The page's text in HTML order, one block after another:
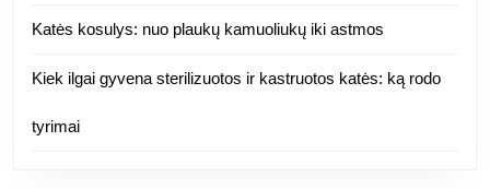
Katės kosulys: nuo plaukų kamuoliukų iki astmos
Kiek ilgai gyvena sterilizuotos ir kastruotos katės: ką rodo
tyrimai